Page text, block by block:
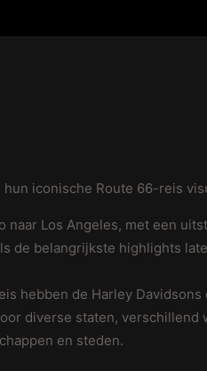
iconische Route 66-reis
naar Los Angeles, met een
de belangrijkste highlights
hebben de Harley
diverse staten,
en steden.